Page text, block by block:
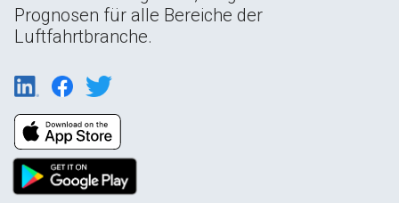
Prognosen für alle Bereiche der
Luftfahrtbranche.